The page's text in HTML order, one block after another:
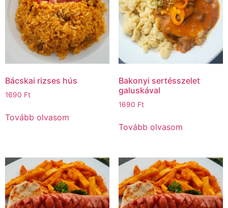
Bácskai rizses hús
1690 Ft
Tovább olvasom
Bakonyi sertésszelet
galuskával
1690 Ft
Tovább olvasom